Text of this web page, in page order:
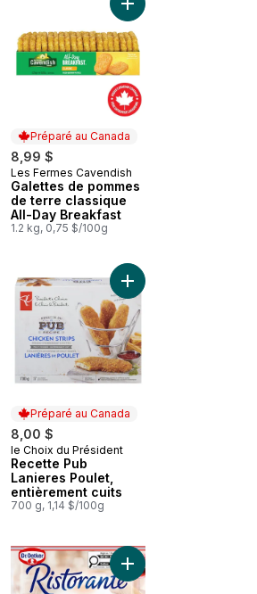
au panier
Premium crème glacé vanille française
Préparé au Canada
8,99 $
Préparé au Canada
Les Fermes Cavendish
Galettes de pommes
de terre classique
All-Day Breakfast
1.2 kg, 0,75 $/100g
Ajouter Galettes de
juteux au panier
Super Sandwichs crème glacée vanille
Préparé au Canada
8,00 $
Préparé au Canada
le Choix du Président
Recette Pub
Lanieres Poulet,
entièrement cuits
700 g, 1,14 $/100g
Ajouter Recette Pub
au panier
Rondelles d'oignon douces et
Ajouter Ristorante